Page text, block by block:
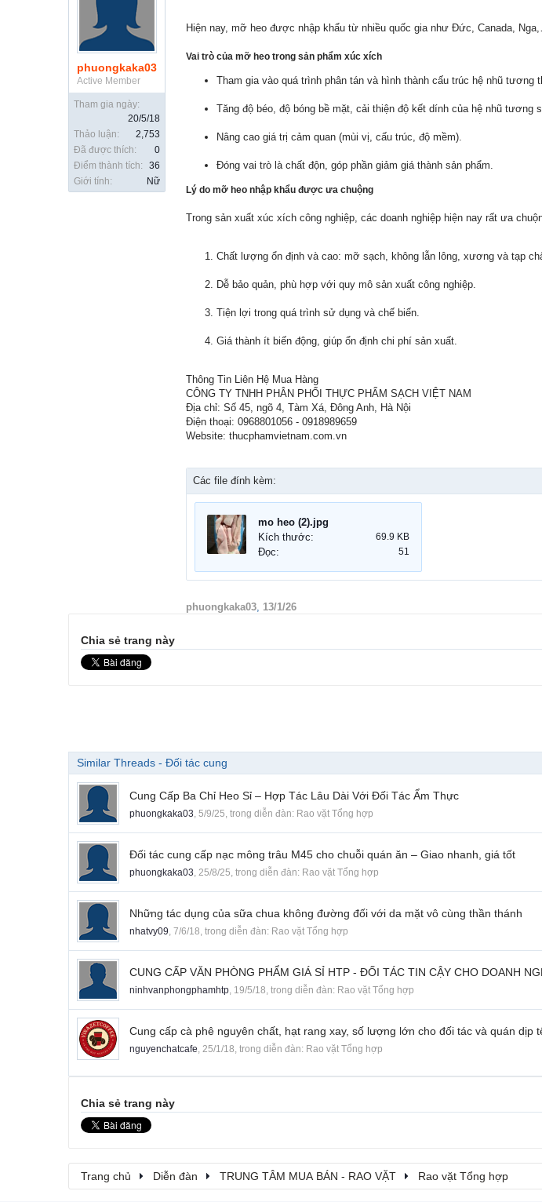
phuongkaka03
Active Member
Tham gia ngày:
20/5/18
Thảo luận:
2,753
Đã được thích:
0
Điểm thành tích:
36
Giới tính:
Nữ
Hiện nay, mỡ heo được nhập khẩu từ nhiều quốc gia như Đức, Canada,
Vai trò của mỡ heo trong sản phẩm xúc xích
Tham gia vào quá trình phân tán và hình thành cấu trúc hệ nhũ tương
Tăng độ béo, độ bóng bề mặt, cải thiện độ kết dính của hệ nhũ tương
Nâng cao giá trị cảm quan (mùi vị, cấu trúc, độ mềm).
Đóng vai trò là chất độn, góp phần giảm giá thành sản phẩm.
Lý do mỡ heo nhập khẩu được ưa chuộng
Trong sản xuất xúc xích công nghiệp, các doanh nghiệp hiện nay rất ưa
Chất lượng ổn định và cao: mỡ sạch, không lẫn lông, xương và tạp
Dễ bảo quản, phù hợp với quy mô sản xuất công nghiệp.
Tiện lợi trong quá trình sử dụng và chế biến.
Giá thành ít biến động, giúp ổn định chi phí sản xuất.
Thông Tin Liên Hệ Mua Hàng
CÔNG TY TNHH PHÂN PHỐI THỰC PHẨM SẠCH VIỆT NAM
Địa chỉ: Số 45, ngõ 4, Tàm Xá, Đông Anh, Hà Nội
Điện thoại: 0968801056 - 0918989659
Website: thucphamvietnam.com.vn
Các file đính kèm:
mo heo (2).jpg
Kích thước:
69.9 KB
Đọc: 51
phuongkaka03, 13/1/26
Chia sẻ trang này
Similar Threads - Đối tác cung
Cung Cấp Ba Chỉ Heo Sỉ – Hợp Tác Lâu Dài Với Đối Tác Ẩm Thực
phuongkaka03, 5/9/25, trong diễn đàn: Rao vặt Tổng hợp
Đối tác cung cấp nạc mông trâu M45 cho chuỗi quán ăn – Giao nhanh, giá tốt
phuongkaka03, 25/8/25, trong diễn đàn: Rao vặt Tổng hợp
Những tác dụng của sữa chua không đường đối với da mặt vô cùng thần thánh
nhatvy09, 7/6/18, trong diễn đàn: Rao vặt Tổng hợp
CUNG CẤP VĂN PHÒNG PHẨM GIÁ SỈ HTP - ĐỐI TÁC TIN CẬY CHO DOANH
ninhvanphongphamhtp, 19/5/18, trong diễn đàn: Rao vặt Tổng hợp
Cung cấp cà phê nguyên chất, hạt rang xay, số lượng lớn cho đối tác và quán dịp
nguyenchatcafe, 25/1/18, trong diễn đàn: Rao vặt Tổng hợp
Chia sẻ trang này
Trang chủ Diễn đàn TRUNG TÂM MUA BÁN - RAO VẶT Rao vặt Tổng hợp